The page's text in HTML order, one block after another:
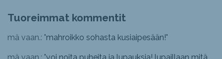
Tuoreimmat kommentit
mä vaan.: "mahroikko sohasta kusiaipesään!"
mä vaan.: "voi noita puheita ja lupauksia! lupaillaan mitä